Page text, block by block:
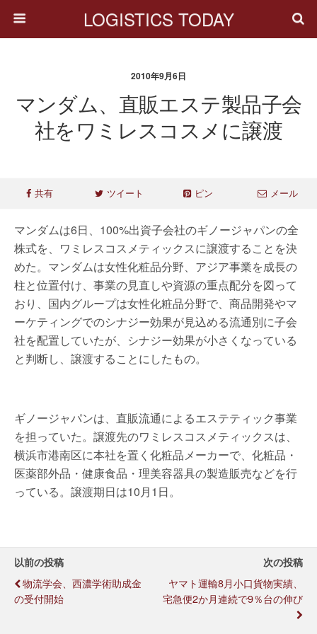
LOGISTICS TODAY
2010年9月6日
マンダム、直販エステ製品子会
社をワミレスコスメに譲渡
共有 ツイート ピン メール
マンダムは6日、100%出資子会社のギノージャパンの全
株式を、ワミレスコスメティックスに譲渡することを決
めた。マンダムは女性化粧品分野、アジア事業を成長の
柱と位置付け、事業の見直しや資源の重点配分を図って
おり、国内グループは女性化粧品分野で、商品開発やマ
ーケティングでのシナジー効果が見込める流通別に子会
社を配置していたが、シナジー効果が小さくなっている
と判断し、譲渡することにしたもの。
ギノージャパンは、直販流通によるエステティック事業
を担っていた。譲渡先のワミレスコスメティックスは、
横浜市港南区に本社を置く化粧品メーカーで、化粧品・
医薬部外品・健康食品・理美容器具の製造販売などを行
っている。譲渡期日は10月1日。
以前の投稿
物流学会、西濃学術助成金
の受付開始
次の投稿
ヤマト運輸8月小口貨物実績、
宅急便2か月連続で9％台の伸び